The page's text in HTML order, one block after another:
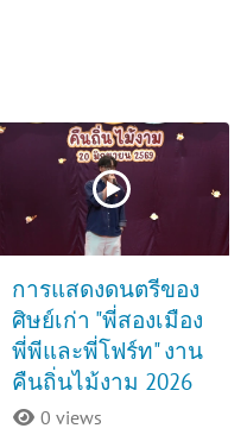
การแสดงดนตรีของ
ศิษย์เก่า "พี่สองเมือง
พี่พีและพี่โฟร์ท" งาน
คืนถิ่นไม้งาม 2026
0 views